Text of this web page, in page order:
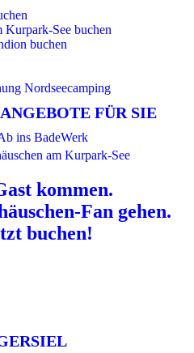
Kurpark-See buchen
buchen
Nordseecamping
FÜR SIE
ins BadeWerk
kommen.
Fan gehen.
buchen!